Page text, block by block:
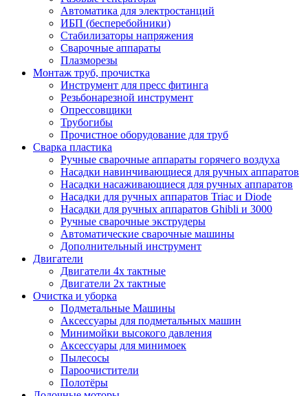
Автоматика для электростанций
ИБП (бесперебойники)
Стабилизаторы напряжения
Сварочные аппараты
Плазморезы
Монтаж труб, прочистка
Инструмент для пресс фитинга
Резьбонарезной инструмент
Опрессовщики
Трубогибы
Прочистное оборудование для труб
Сварка пластика
Ручные сварочные аппараты горячего воздуха
Насадки навинчивающиеся для ручных аппаратов
Насадки насаживающиеся для ручных аппаратов
Насадки для ручных аппаратов Triac и Diode
Насадки для ручных аппаратов Ghibli и 3000
Ручные сварочные экструдеры
Автоматические сварочные машины
Дополнительный инструмент
Двигатели
Двигатели 4х тактные
Двигатели 2х тактные
Очистка и уборка
Подметальные Машины
Аксессуары для подметальных машин
Минимойки высокого давления
Аксессуары для минимоек
Пылесосы
Пароочистители
Полотёры